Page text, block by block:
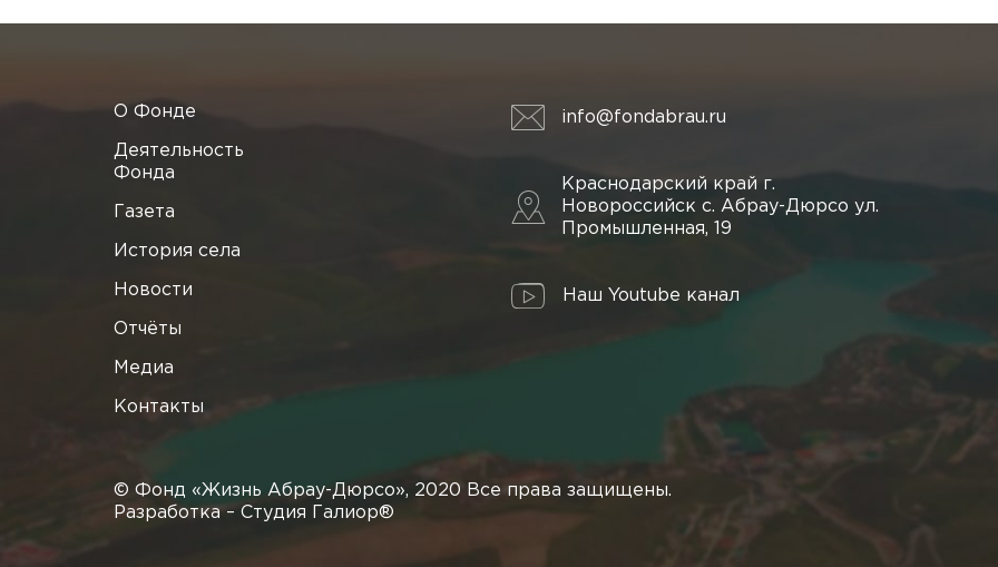
О Фонде
Деятельность
Фонда
Газета
История села
Новости
Отчёты
Медиа
Контакты
info@fondabrau.ru
Краснодарский край г.
Новороссийск с. Абрау-Дюрсо ул.
Промышленная, 19
Наш Youtube канал
© Фонд «Жизнь Абрау-Дюрсо», 2020 Все права защищены.
Разработка – Студия Галиор®